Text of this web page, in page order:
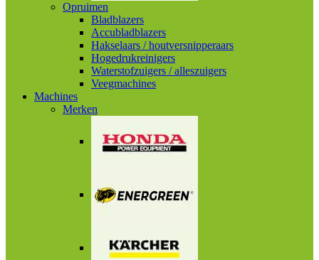
Opruimen
Bladblazers
Accubladblazers
Hakselaars / houtversnipperaars
Hogedrukreinigers
Waterstofzuigers / alleszuigers
Veegmachines
Machines
Merken